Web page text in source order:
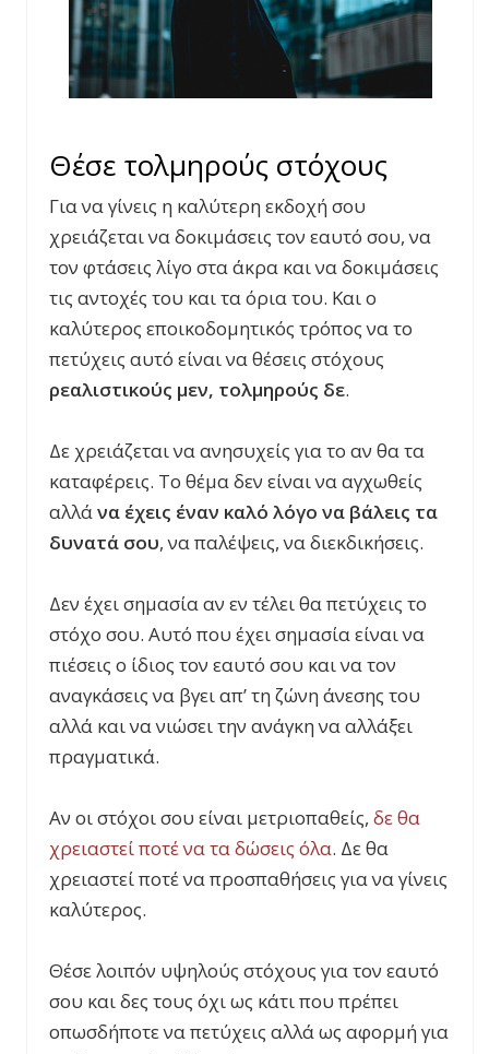
Θέσε τολμηρούς στόχους
Για να γίνεις η καλύτερη εκδοχή σου
χρειάζεται να δοκιμάσεις τον εαυτό σου, να
τον φτάσεις λίγο στα άκρα και να δοκιμάσεις
τις αντοχές του και τα όρια του. Και ο
καλύτερος εποικοδομητικός τρόπος να το
πετύχεις αυτό είναι να θέσεις στόχους
ρεαλιστικούς μεν, τολμηρούς δε.
Δε χρειάζεται να ανησυχείς για το αν θα τα
καταφέρεις. Το θέμα δεν είναι να αγχωθείς
αλλάνα έχεις έναν καλό λόγο να βάλεις τα
δυνατά σου, να παλέψεις, να διεκδικήσεις.
Δεν έχει σημασία αν εν τέλει θα πετύχεις το
στόχο σου. Αυτό που έχει σημασία είναι να
πιέσεις ο ίδιος τον εαυτό σου και να τον
αναγκάσεις να βγει απ’ τη ζώνη άνεσης του
αλλά και να νιώσει την ανάγκη να αλλάξει
πραγματικά.
Αν οι στόχοι σου είναι μετριοπαθείς, δε θα
χρειαστεί ποτέ να τα δώσεις όλα. Δε θα
χρειαστεί ποτέ να προσπαθήσεις για να γίνεις
καλύτερος.
Θέσε λοιπόν υψηλούς στόχους για τον εαυτό
σου και δες τους όχι ως κάτι που πρέπει
οπωσδήποτε να πετύχεις αλλά ως αφορμή για